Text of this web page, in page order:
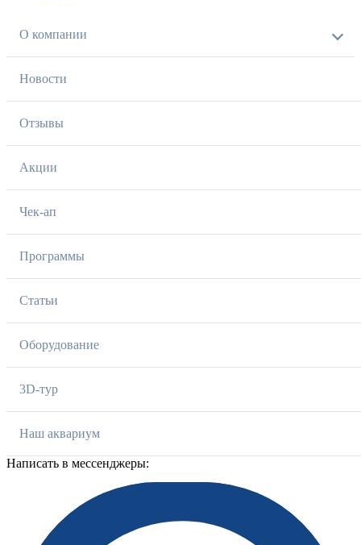
О компании
Новости
Отзывы
Акции
Чек-ап
Программы
Статьи
Оборудование
3D-тур
Наш аквариум
Написать в мессенджеры: